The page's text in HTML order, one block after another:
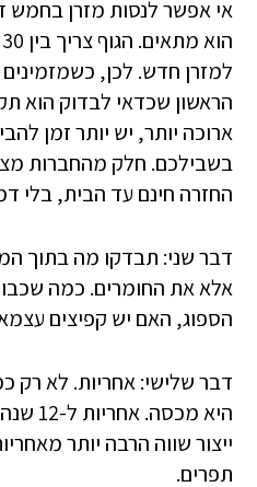
אי אפשר לנסות מזרן בחמש
למזרן חדש. לכן, כשמזמינים
הראשון שכדאי לבדוק הוא
ארוכה יותר, יש יותר זמן
החזרה חינם עד הבית, בלי
דבר שני: תבדקו מה בתוך
אלא את החומרים. כמה
הספוג, האם יש קפיצים
דבר שלישי: אחריות. לא רק
היא
ייצור שווה הרבה יותר
תפרים.